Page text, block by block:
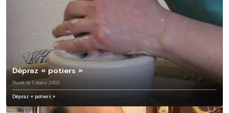
Dépraz « potiers »
Posté le 1 mars 2003
Dépraz « potiers »